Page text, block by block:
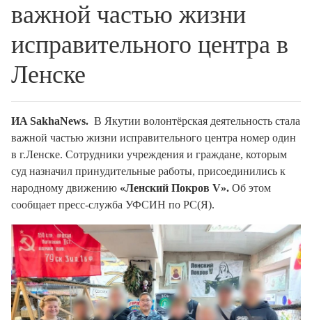
важной частью жизни
исправительного центра в
Ленске
ИA SakhaNews. В Якутии волонтёрская деятельность стала
важной частью жизни исправительного центра номер один
в г.Ленске. Сотрудники учреждения и граждане, которым
суд назначил принудительные работы, присоединились к
народному движению «Ленский Покров V». Об этом
сообщает пресс-служба УФСИН по РС(Я).